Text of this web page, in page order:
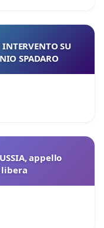
SU
SPADARO
appello